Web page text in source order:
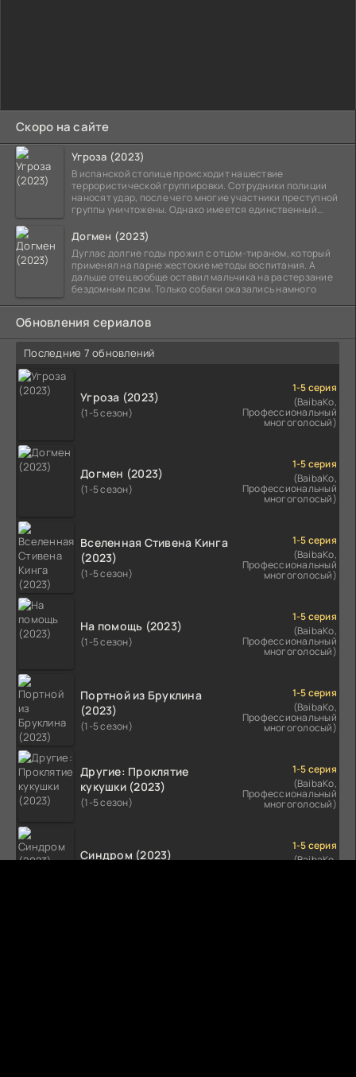
Скоро на сайте
Угроза (2023)
В испанской столице происходит нашествие
террористической группировки. Сотрудники полиции
наносят удар, после чего многие участники преступной
группы уничтожены. Однако имеется единственный
Догмен (2023)
Дуглас долгие годы прожил с отцом-тираном, который
применял на парне жестокие методы воспитания. А
дальше отец вообще оставил мальчика на растерзание
бездомным псам. Только собаки оказались намного
Обновления сериалов
Последние 7 обновлений
Угроза (2023)
(1-5 сезон)
1-5 серия
(BaibaKo,
Профессиональный
многоголосый)
Догмен (2023)
(1-5 сезон)
1-5 серия
(BaibaKo,
Профессиональный
многоголосый)
Вселенная Стивена Кинга
(2023)
(1-5 сезон)
1-5 серия
(BaibaKo,
Профессиональный
многоголосый)
На помощь (2023)
(1-5 сезон)
1-5 серия
(BaibaKo,
Профессиональный
многоголосый)
Портной из Бруклина
(2023)
(1-5 сезон)
1-5 серия
(BaibaKo,
Профессиональный
многоголосый)
Другие: Проклятие
кукушки (2023)
(1-5 сезон)
1-5 серия
(BaibaKo,
Профессиональный
многоголосый)
Синдром (2023)
1-5 серия
(BaibaKo,